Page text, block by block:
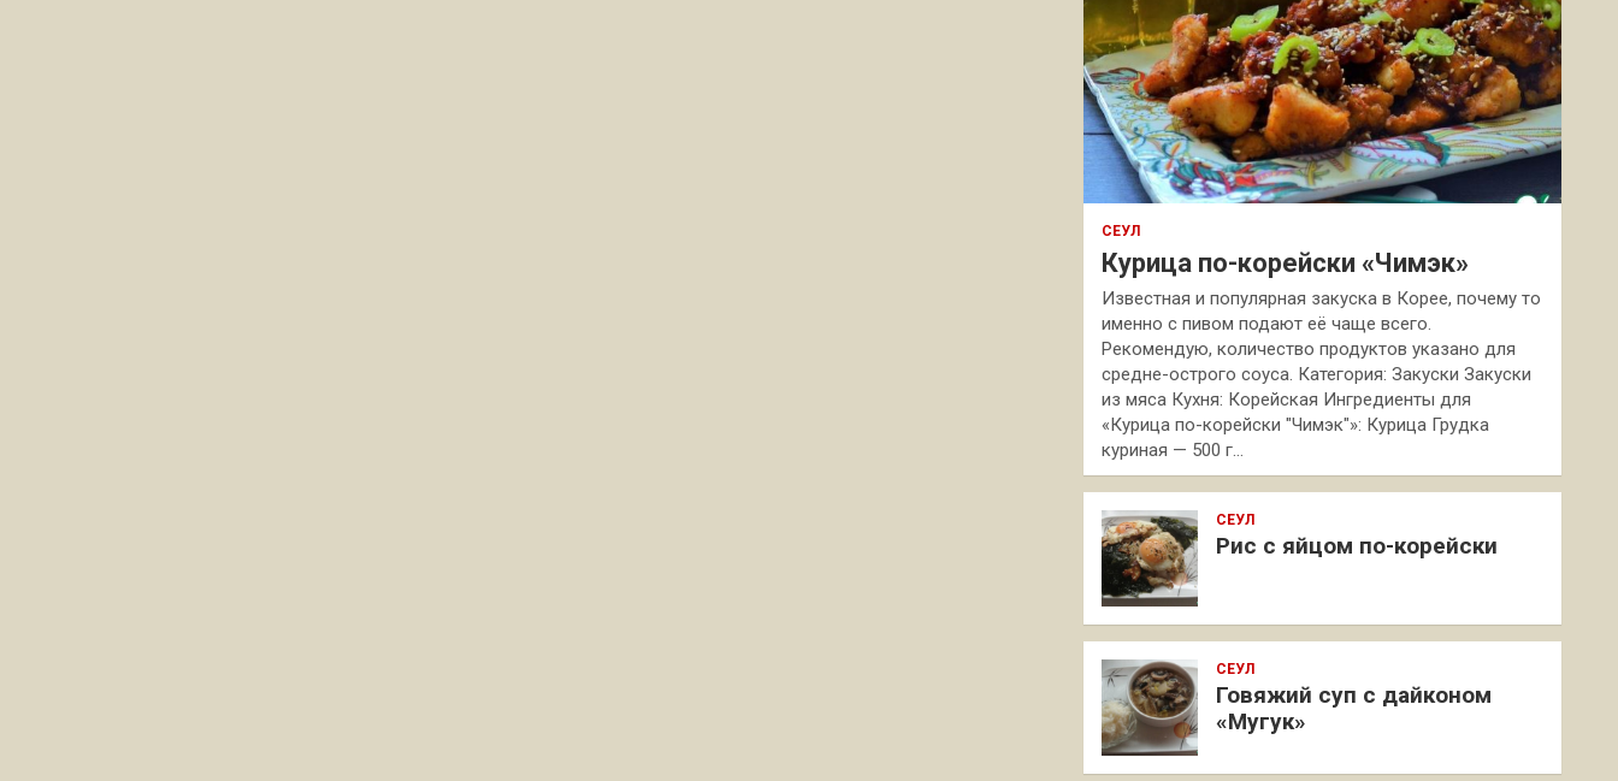
СЕУЛ
Курица по-корейски «Чимэк»
Известная и популярная закуска в Корее, почему то
именно с пивом подают её чаще всего.
Рекомендую, количество продуктов указано для
средне-острого соуса. Категория: Закуски Закуски
из мяса Кухня: Корейская Ингредиенты для
«Курица по-корейски "Чимэк"»: Курица Грудка
куриная — 500 г…
СЕУЛ
Рис с яйцом по-корейски
СЕУЛ
Говяжий суп с дайконом
«Мугук»